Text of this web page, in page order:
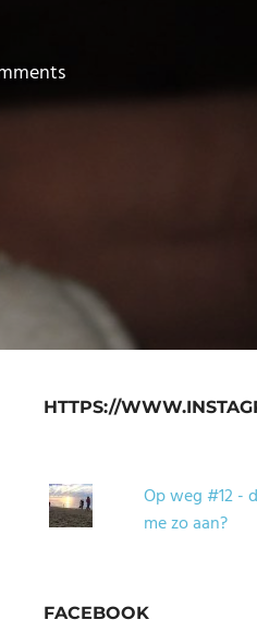
HTTPS://
Op weg #12 -
me zo aan?
FACEBOOK